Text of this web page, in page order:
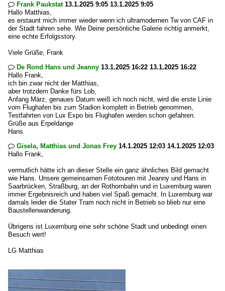
 Frank Paukstat13.1.2025 9:05 13.1.2025 9:05
Hallo Matthias,
es erstaunt mich immer wieder wenn ich ultramodernen Tw von CAF in
der Stadt fahren sehe. Wie Deine persönliche Galerie richtig anmerkt,
eine echte Erfolgsstory.
Viele Grüße, Frank
 De Rond Hans und Jeanny 13.1.2025 16:22 13.1.2025 16:22
Hallo Frank,
ich bin zwar nicht der Matthias,
aber trotzdem Danke fürs Lob,
Anfang März, genaues Datum weiß ich noch nicht, wird die erste Linie
vom Flughafen bis zum Stadion komplett in Betrieb genommen,
Testfahrten von Lux Expo bis Flughafen werden schon gefahren.
Grüße aus Erpeldange
Hans
 Gisela, Matthias und Jonas Frey 14.1.2025 12:03 14.1.2025 12:03
Hallo Frank,
vermutlich hätte ich an dieser Stelle ein ganz ähnliches Bild gemacht
wie Hans. Unsere gemeinsamen Fototouren mit Jeanny und Hans in
Saarbrücken, Straßburg, an der Rothornbahn und in Luxemburg waren
immer Ergebnisreich und haben viel Spaß gemacht. In Luxemburg war
damals leider die Stater Tram noch nicht in Betrieb so blieb nur eine
Baustellenwanderung.
Übrigens ist Luxemburg eine sehr schöne Stadt und unbedingt einen
Besuch wert!
LG Matthias